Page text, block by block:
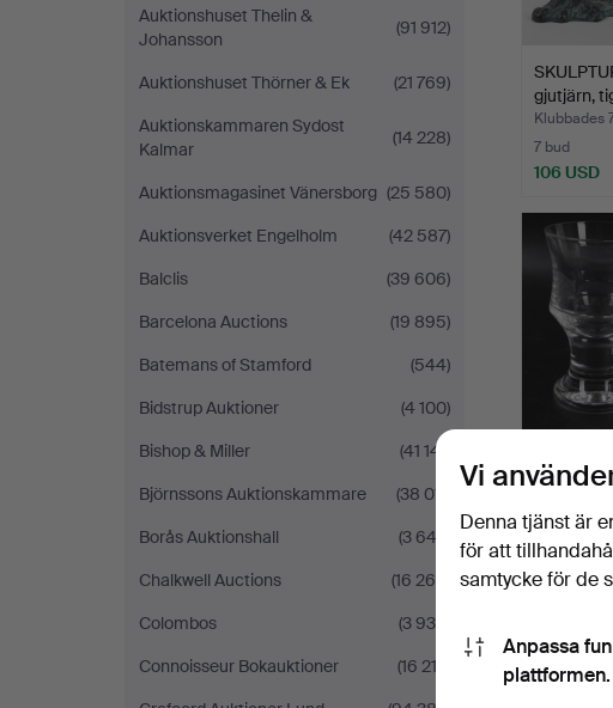
Auktionshuset Thelin &
Johansson
(91 912)
Auktionshuset Thörner & Ek
(21 769)
Auktionskammaren Sydost
Kalmar
(14 228)
Auktionsmagasinet Vänersborg (25 580)
Auktionsverket Engelholm
(42 587)
Balclis
(39 606)
Barcelona Auctions
(19 895)
Batemans of Stamford
(544)
Bidstrup Auktioner
(4 100)
Bishop & Miller
(41 141)
Björnssons Auktionskammare
(38 011)
Borås Auktionshall
(3 643)
Chalkwell Auctions
(16 269)
Colombos
(3 936)
Connoisseur Bokauktioner
(16 212)
gjutjärn,
Klubbades
7 bud
106 USD
BJÖRN
"Björ…
Klubbades
3 bud
32 USD
Vi
Denna tjänst är
för att
samtycke för de
Anpassa
plattformen.